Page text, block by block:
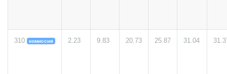
310 комиссия 2.23 9.83 20.73 25.87 31.04